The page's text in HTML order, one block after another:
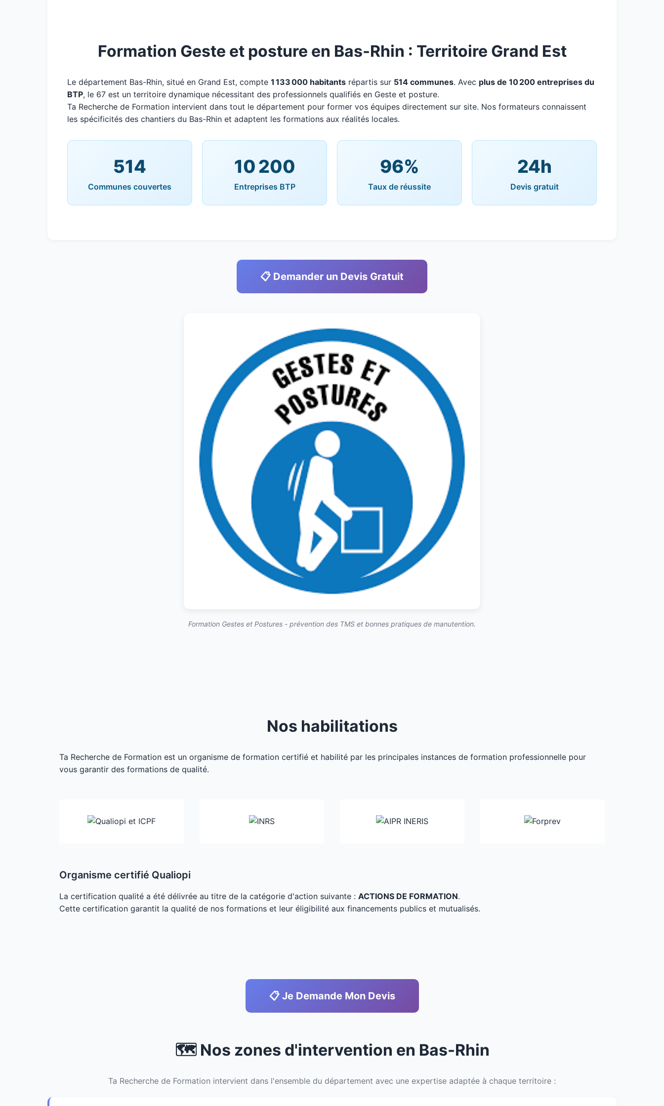
Formation Geste et posture en Bas-Rhin : Territoire Grand Est
Le département Bas-Rhin, situé en Grand Est, compte 1 133 000 habitants répartis sur 514 communes. Avec plus de 10 200 entreprises du
BTP, le 67 est un territoire dynamique nécessitant des professionnels qualifiés en Geste et posture.
Ta Recherche de Formation intervient dans tout le département pour former vos équipes directement sur site. Nos formateurs connaissent
les spécificités des chantiers du Bas-Rhin et adaptent les formations aux réalités locales.
514
Communes couvertes
10 200
Entreprises BTP
96%
Taux de réussite
24h
Devis gratuit
📋 Demander un Devis Gratuit
Formation Gestes et Postures - prévention des TMS et bonnes pratiques de manutention.
Nos habilitations
Ta Recherche de Formation est un organisme de formation certifié et habilité par les principales instances de formation professionnelle pour
vous garantir des formations de qualité.
Organisme certifié Qualiopi
La certification qualité a été délivrée au titre de la catégorie d'action suivante : ACTIONS DE FORMATION.
Cette certification garantit la qualité de nos formations et leur éligibilité aux financements publics et mutualisés.
📋 Je Demande Mon Devis
🗺️ Nos zones d'intervention en Bas-Rhin
Ta Recherche de Formation intervient dans l'ensemble du département avec une expertise adaptée à chaque territoire :